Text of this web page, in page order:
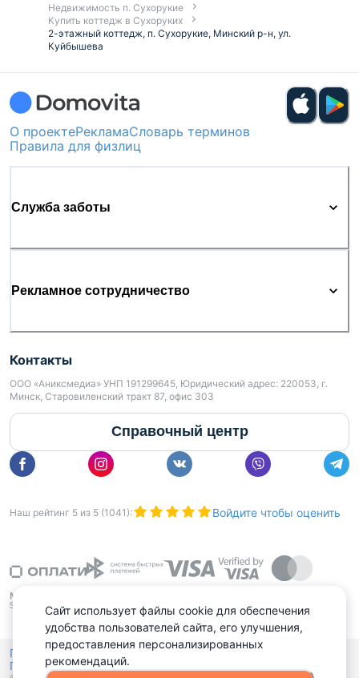
Недвижимость п. Сухорукие
Купить коттедж в Сухоруких
2-этажный коттедж, п. Сухорукие, Минский р-н, ул.
Куйбышева
О проектеРекламаСловарь терминов
Правила для физлиц
Служба заботы
Рекламное сотрудничество
Контакты
ООО «Аниксмедиа» УНП 191299645, Юридический адрес: 220053, г.
Минск, Старовиленский тракт 87, офис 303
Справочный центр
Наш рейтинг 5 из 5 (1041 ): Войдите чтобы оценить
Политика конфиденциальности,
Политика обработки файлов куки
Сайт использует файлы cookie для обеспечения
удобства пользователей сайта, его улучшения,
предоставления персонализированных
рекомендаций.